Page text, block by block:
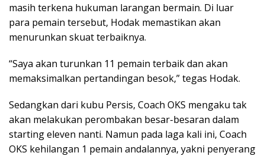
masih terkena hukuman larangan bermain. Di luar
para pemain tersebut, Hodak memastikan akan
menurunkan skuat terbaiknya.
“Saya akan turunkan 11 pemain terbaik dan akan
memaksimalkan pertandingan besok,” tegas Hodak.
Sedangkan dari kubu Persis, Coach OKS mengaku tak
akan melakukan perombakan besar-besaran dalam
starting eleven nanti. Namun pada laga kali ini, Coach
OKS kehilangan 1 pemain andalannya, yakni penyerang